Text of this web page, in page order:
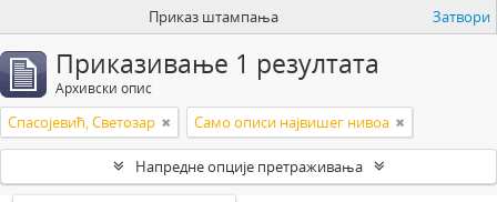
Приказ штампања Затвори
Приказивање 1 резултата
Архивски опис
Спасојевић, Светозар Само описи највишег нивоа
Напредне опције претраживања